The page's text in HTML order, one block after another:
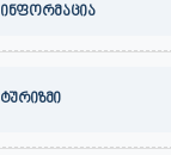
ინფორმაცია
ტურიზმი